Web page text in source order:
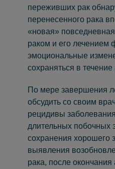
переживших рак
перенесенного рака
«новая»
раком и его лечением
эмоциональные
сохраняться в течение
По мере завершения
обсудить со своим
рецидивы
длительных побочных
сохранения хорошего
выявления
рака, после окончания